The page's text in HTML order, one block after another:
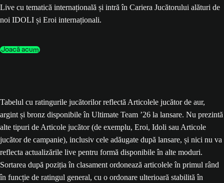
Live cu tematică internațională și intră în Cariera Jucătorului alături de
noi IDOLI și Eroi internaționali.
Joacă acum
Tabelul cu ratingurile jucătorilor reflectă Articolele jucător de aur,
argint și bronz disponibile în Ultimate Team ’26 la lansare. Nu prezintă
alte tipuri de Articole jucător (de exemplu, Eroi, Idoli sau Articole
jucător de campanie), inclusiv cele adăugate după lansare, și nici nu va
reflecta actualizările live pentru formă disponibile în alte moduri.
Sortarea după poziția în clasament ordonează articolele în primul rând
în funcție de ratingul general, cu o ordonare ulterioară stabilită în